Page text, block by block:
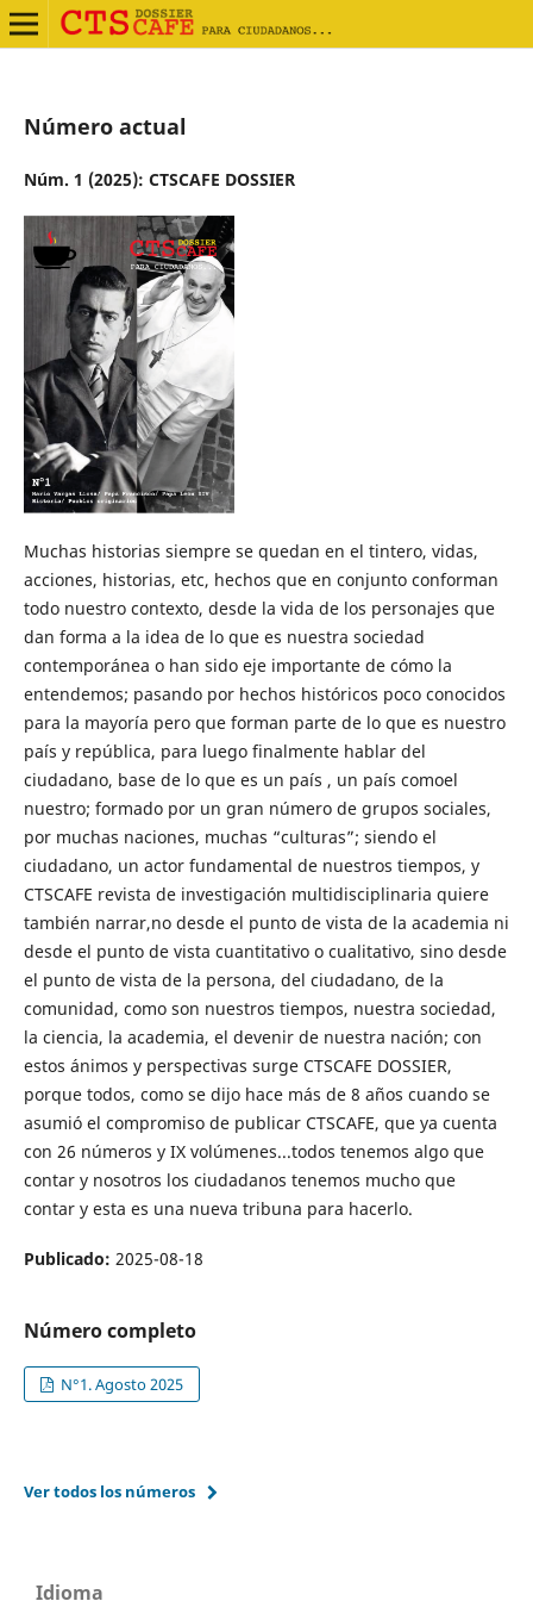
Número actual
Núm. 1 (2025): CTSCAFE DOSSIER
Muchas historias siempre se quedan en el tintero, vidas,
acciones, historias, etc, hechos que en conjunto conforman
todo nuestro contexto, desde la vida de los personajes que
dan forma a la idea de lo que es nuestra sociedad
contemporánea o han sido eje importante de cómo la
entendemos; pasando por hechos históricos poco conocidos
para la mayoría pero que forman parte de lo que es nuestro
país y república, para luego finalmente hablar del
ciudadano, base de lo que es un país , un país comoel
nuestro; formado por un gran número de grupos sociales,
por muchas naciones, muchas “culturas”; siendo el
ciudadano, un actor fundamental de nuestros tiempos, y
CTSCAFE revista de investigación multidisciplinaria quiere
también narrar,no desde el punto de vista de la academia ni
desde el punto de vista cuantitativo o cualitativo, sino desde
el punto de vista de la persona, del ciudadano, de la
comunidad, como son nuestros tiempos, nuestra sociedad,
la ciencia, la academia, el devenir de nuestra nación; con
estos ánimos y perspectivas surge CTSCAFE DOSSIER,
porque todos, como se dijo hace más de 8 años cuando se
asumió el compromiso de publicar CTSCAFE, que ya cuenta
con 26 números y IX volúmenes...todos tenemos algo que
contar y nosotros los ciudadanos tenemos mucho que
contar y esta es una nueva tribuna para hacerlo.
Publicado: 2025-08-18
Número completo
N°1. Agosto 2025
Ver todos los números
Idioma